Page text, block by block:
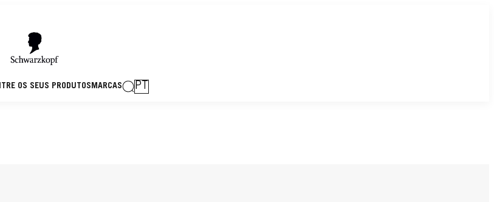
OS SEUS PRODUTOSMARCAS PT